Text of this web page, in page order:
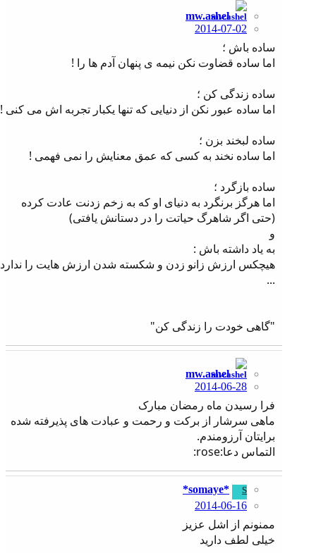
mw.ashel
2014-07-02
ساده باش ؛
اما ساده قضاوت نکن نیمه ی پنهان آدم ها را !
ساده زندگی کن ؛
اما ساده عبور نکن از دنیایی که تنها یکبار تجربه اش می کنی !
ساده لبخند بزن ؛
اما ساده نخند به کسی که عمق معنایش را نمی فهمی !
ساده بازگرد ؛
اما هرگز برنگرد به دنیای او که به زخم زدنت عادت کرده
(حتی اگر شاهرگ حیاتت را در دستانش یافتی)
به یاد داشته باش :
هیچکس ارزش زانو زدن و شکسته شدن ارزش هایت را ندارد
"گاهی خودت را زندگی کن"
mw.ashel
2014-06-28
فرا رسیدن ماه رمضان مبارک
ماهی سرشار از برکت و رحمت و عبادت های پذیرفته شده
برایتان آرزومندم.
التماس دعا:rose:
S
*somaye*
2014-06-16
ممنونم از اشل عزیز
خیلی لطف دارید